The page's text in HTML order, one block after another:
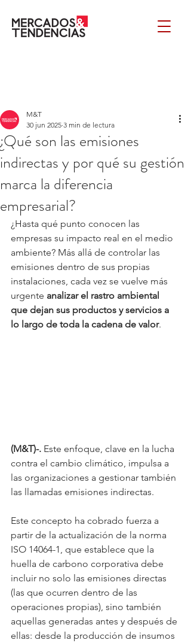
¿Qué son las emisiones
indirectas y por qué su gestión
marca la diferencia
empresarial?
M&T
30 jun 2025 3 min de lectura
¿Hasta qué punto conocen las
empresas su impacto real en el medio
ambiente? Más allá de controlar las
emisiones dentro de sus propias
instalaciones, cada vez se vuelve más
urgente analizar el rastro ambiental
que dejan sus productos y servicios a
lo largo de toda la cadena de valor.
(M&T)-. Este enfoque, clave en la lucha
contra el cambio climático, impulsa a
las organizaciones a gestionar también
las llamadas emisiones indirectas.
Este concepto ha cobrado fuerza a
partir de la actualización de la norma
ISO 14064-1, que establece que la
huella de carbono corporativa debe
incluir no solo las emisiones directas
(las que ocurren dentro de las
operaciones propias), sino también
aquellas generadas antes y después de
ellas: desde la producción de insumos